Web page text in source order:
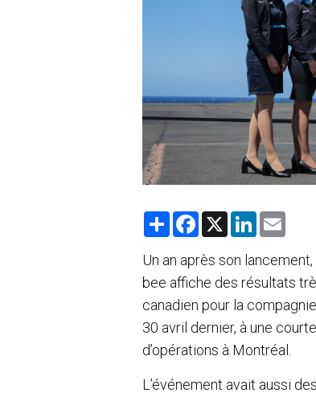
S
r
e
F
e
b
o
k
X
L
k
e
d
n
i
Un an après son
bee affiche des résultats
canadien pour la
30 avril dernier, à une
d’opérations à Montréal.
L’événement avait aussi